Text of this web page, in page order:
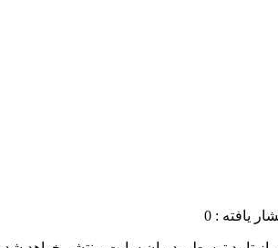
یافته : 0